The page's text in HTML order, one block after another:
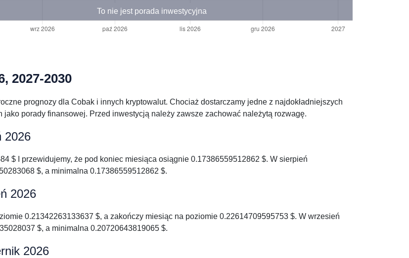
To nie jest porada inwestycyjna
2027-2030
prognozy dla Cobak i innych kryptowalut. Chociaż dostarczamy jedne z najdokładniejszych
porady finansowej. Przed inwestycją należy zawsze zachować należytą rozwagę.
2026
$ I przewidujemy, że pod koniec miesiąca osiągnie 0.17386559512862 $. W sierpień
$, a minimalna 0.17386559512862 $.
2026
0.21342263133637 $, a zakończy miesiąc na poziomie 0.22614709595753 $. W wrzesień
$, a minimalna 0.20720643819065 $.
2026